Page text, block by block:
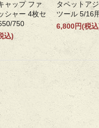
ャップ ファ
シャー 4枚セ
750
込)
タペットア
ツール 5/16
6,800円(税